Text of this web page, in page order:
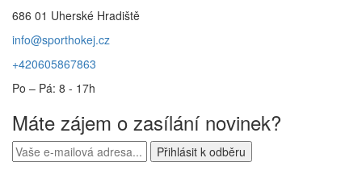
686 01 Uherské Hradiště
info@sporthokej.cz
+420605867863
Po – Pá: 8 - 17h
Máte zájem o zasílání novinek?